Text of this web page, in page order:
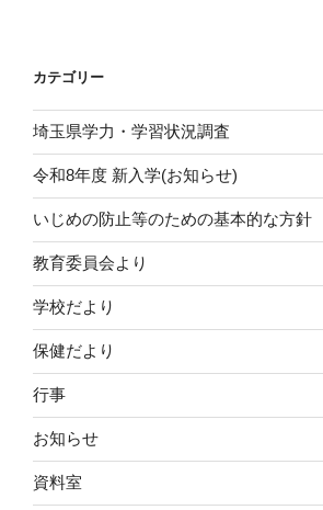
ー
シ
ョ
ン
カテゴリー
埼玉県学力・学習状況調査
令和8年度 新入学(お知らせ)
いじめの防止等のための基本的な方針
教育委員会より
学校だより
保健だより
行事
お知らせ
資料室